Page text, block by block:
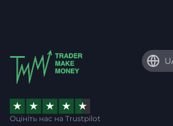
Оцініть нас на Trustpilot